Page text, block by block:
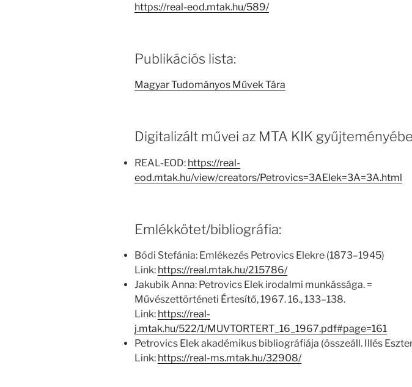
https://real-eod.mtak.hu/589/
Publikációs lista:
Magyar Tudományos Művek Tára
Digitalizált művei az MTA KIK
REAL-EOD: https://real-
eod.mtak.hu/view/creators/Petrovics=3AElek=3A=3A.html
Emlékkötet/bibliográfia:
Bódi Stefánia: Emlékezés Petrovics Elekre (1873–1945)
Link: https://real.mtak.hu/215786/
Jakubik Anna: Petrovics Elek irodalmi munkássága. =
Művészettörténeti Értesítő, 1967. 16., 133–138.
Link: https://real-
j.mtak.hu/522/1/MUVTORTERT_16_1967.pdf#page=161
Petrovics Elek akadémikus bibliográfiája (összeáll. Illés
Link: https://real-ms.mtak.hu/32908/